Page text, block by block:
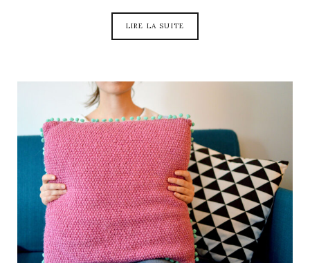
LIRE LA SUITE